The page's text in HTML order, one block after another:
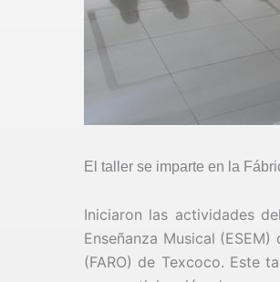
El taller se imparte en la
Iniciaron las actividades
Enseñanza Musical
(FARO) de Texcoco. Este